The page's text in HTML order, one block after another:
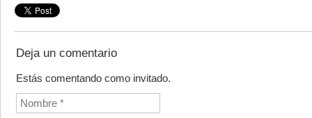
Deja un comentario
Estás comentando como invitado.